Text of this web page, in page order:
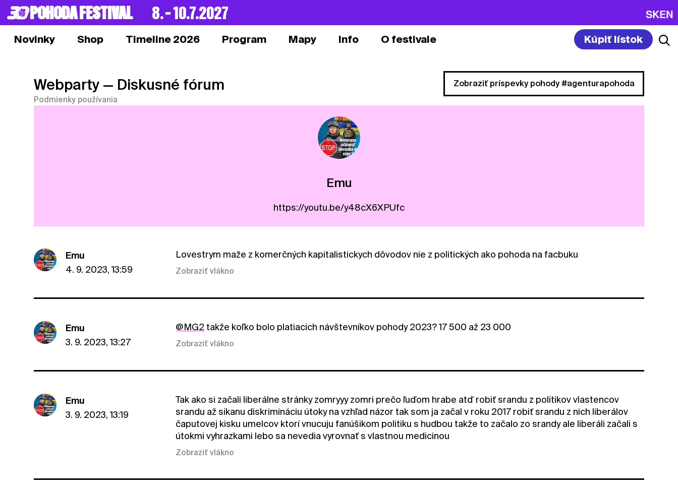
POHODA FESTIVAL 8. – 10.7.2027 SKEN
Novinky Shop Timeline 2026 Program Mapy Info O festivale Kúpiť lístok
Webparty — Diskusné fórum
Podmienky používania
Zobraziť príspevky pohody #agenturapohoda
Emu
https://youtu.be/y48cX6XPUfc
Emu
4. 9. 2023, 13:59
Lovestrym maže z komerčných kapitalistickych dôvodov nie z politických ako pohoda na facbuku
Zobraziť vlákno
Emu
3. 9. 2023, 13:27
@MG2 takže koľko bolo platiacich návštevníkov pohody 2023? 17 500 až 23 000
Zobraziť vlákno
Emu
3. 9. 2023, 13:19
Tak ako si začali liberálne stránky zomryyy zomri prečo ľuďom hrabe atď robiť srandu z politikov vlastencov
srandu až sikanu diskrimináciu útoky na vzhľad názor tak som ja začal v roku 2017 robiť srandu z nich liberálov
čaputovej kisku umelcov ktorí vnucuju fanúšikom politiku s hudbou takže to začalo zo srandy ale liberáli začali s
útokmi vyhrazkami lebo sa nevedia vyrovnať s vlastnou medicinou
Zobraziť vlákno